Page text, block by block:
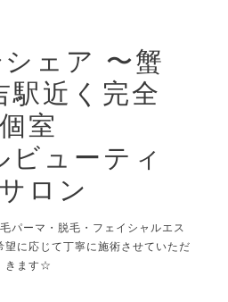
ェア 〜蟹
駅近く完全
個室
ビューティ
ロン
パーマ・脱毛・フェイシャルエス
に応じて丁寧に施術させていただ
きます☆